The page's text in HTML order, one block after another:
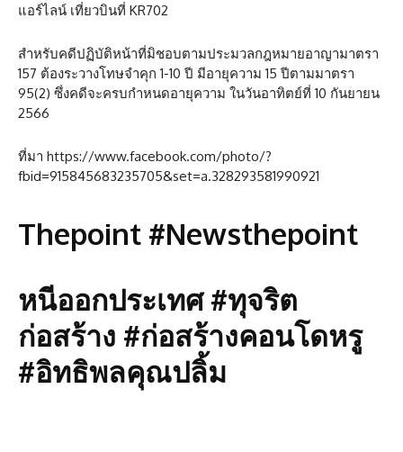
แอร์ไลน์ เที่ยวบินที่ KR702
สำหรับคดีปฏิบัติหน้าที่มิชอบตามประมวลกฎหมายอาญามาตรา
157 ต้องระวางโทษจำคุก 1-10 ปี มีอายุความ 15 ปีตามมาตรา
95(2) ซึ่งคดีจะครบกำหนดอายุความ ในวันอาทิตย์ที่ 10 กันยายน
2566
ที่มา https://www.facebook.com/photo/?
fbid=915845683235705&set=a.328293581990921
Thepoint #Newsthepoint
หนีออกประเทศ #ทุจริต
ก่อสร้าง #ก่อสร้างคอนโดหรู
#อิทธิพลคุณปลิ้ม